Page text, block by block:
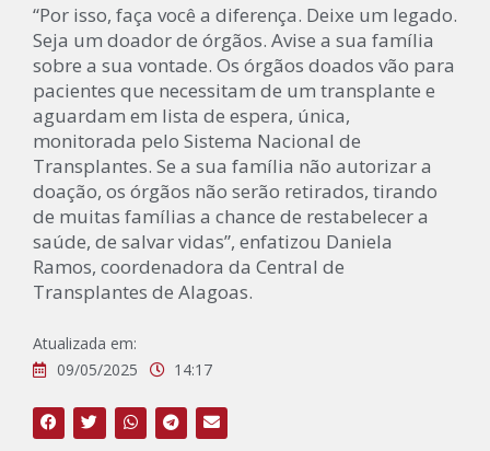
“Por isso, faça você a diferença. Deixe um legado.
Seja um doador de órgãos. Avise a sua família
sobre a sua vontade. Os órgãos doados vão para
pacientes que necessitam de um transplante e
aguardam em lista de espera, única,
monitorada pelo Sistema Nacional de
Transplantes. Se a sua família não autorizar a
doação, os órgãos não serão retirados, tirando
de muitas famílias a chance de restabelecer a
saúde, de salvar vidas”, enfatizou Daniela
Ramos, coordenadora da Central de
Transplantes de Alagoas.
Atualizada em:
09/05/2025
14:17